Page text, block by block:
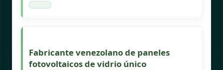
Fabricante venezolano de paneles
fotovoltaicos de vidrio único